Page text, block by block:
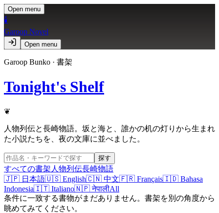
Open menu
🕯️
Garoop Novel
Open menu
Garoop Bunko · 書架
Tonight's Shelf
❦
人物列伝と長崎物語。坂と海と、誰かの机の灯りから生まれ
た小説たちを、夜の文庫に並べました。
探す
すべての書架 人物列伝長崎物語
🇯🇵 日本語🇺🇸 English🇨🇳 中文🇫🇷 Français🇮🇩 Bahasa
Indonesia🇮🇹 Italiano🇳🇵 नेपालीAll
条件に一致する書物がまだありません。書架を別の角度から
眺めてみてください。